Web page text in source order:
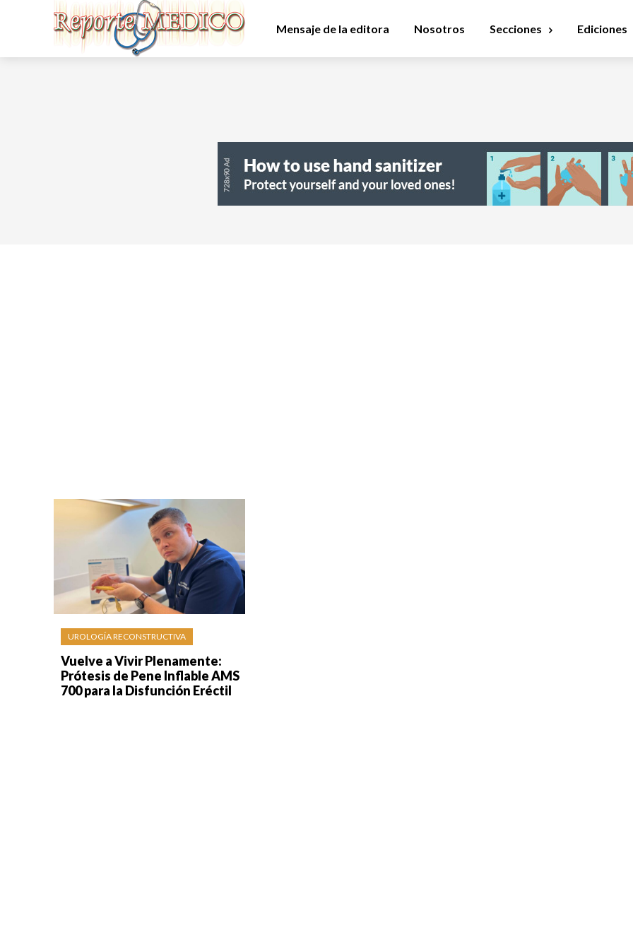
Mensaje de la editora Nosotros Secciones Ediciones
UROLOGÍA RECONSTRUCTIVA
Vuelve a Vivir Plenamente:
Prótesis de Pene Inflable AMS
700 para la Disfunción Eréctil